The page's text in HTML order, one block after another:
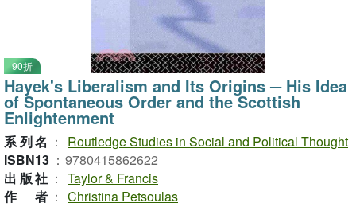
90折
Hayek's Liberalism and Its Origins ─ His Idea
of Spontaneous Order and the Scottish
Enlightenment
系列名 ：
Routledge Studies in Social and Political Thought
ISBN13 ： 9780415862622
出版社 ： Taylor & Francis
作者 ： Christina Petsoulas